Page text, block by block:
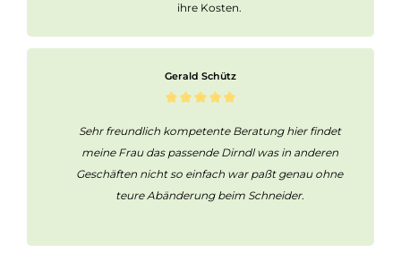
ihre Kosten.
Gerald Schütz
Sehr freundlich kompetente Beratung hier findet
meine Frau das passende Dirndl was in anderen
Geschäften nicht so einfach war paßt genau ohne
teure Abänderung beim Schneider.